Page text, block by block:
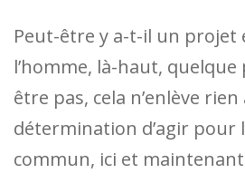
Peut-être y a-t-il un projet
l’homme, là-haut,
être pas, cela n’enlève
détermination d’agir pour
commun, ici et